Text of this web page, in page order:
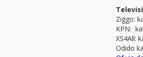
Ziggo:
KPN:
XS4All:
Odido